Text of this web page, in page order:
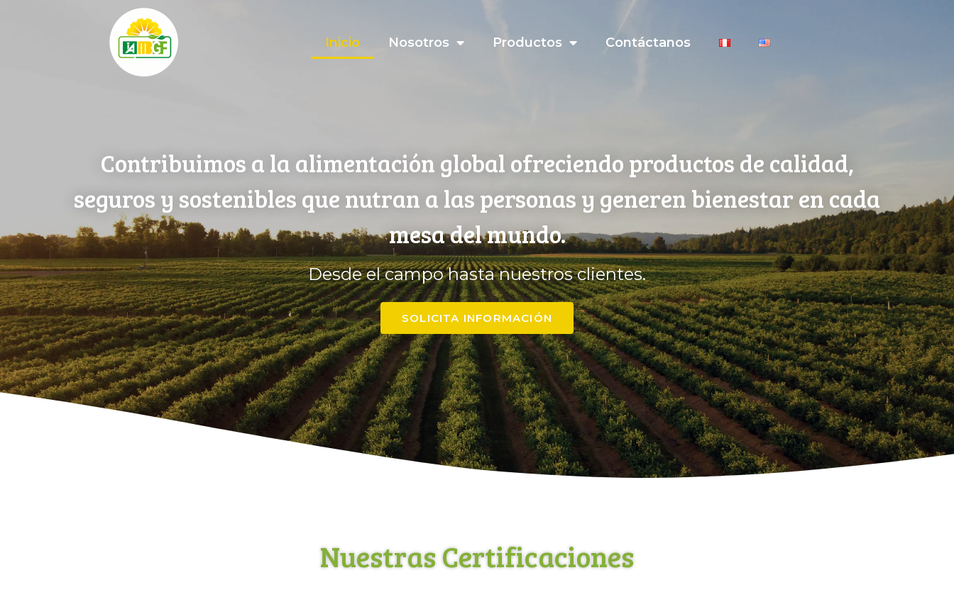
Inicio Nosotros Productos Contáctanos
Contribuimos a la alimentación global ofreciendo productos de calidad,
seguros y sostenibles que nutran a las personas y generen bienestar en cada
mesa del mundo.
Desde el campo hasta nuestros clientes.
SOLICITA INFORMACIÓN
Nuestras Certificaciones